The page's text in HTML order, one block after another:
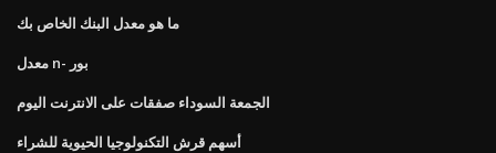
ما هو معدل البنك الخاص بك
معدل n- بور
الجمعة السوداء صفقات على الانترنت اليوم
أسهم قرش التكنولوجيا الحيوية للشراء